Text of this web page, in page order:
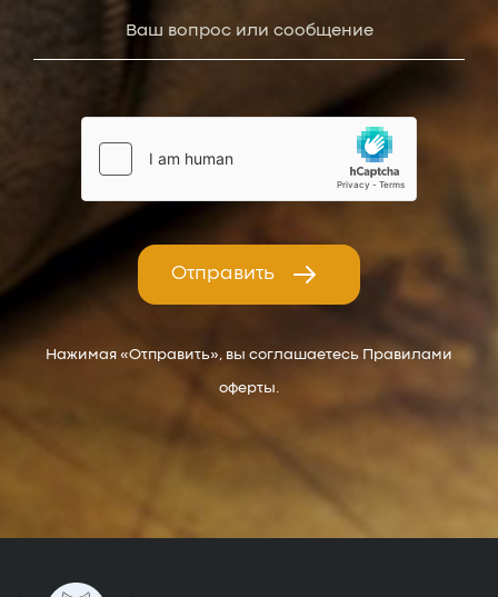
Отправить
Нажимая «Отправить», вы соглашаетесь Правилами
оферты.